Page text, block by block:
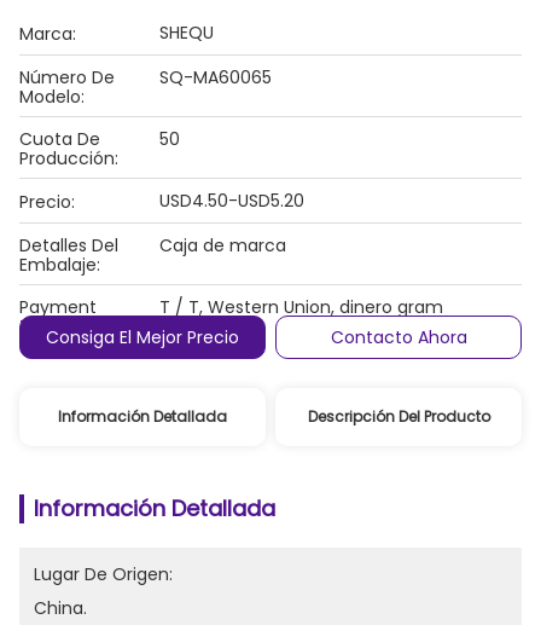
Marca:
SHEQU
Número De
Modelo:
SQ-MA60065
Cuota De
Producción:
50
Precio:
USD4.50-USD5.20
Detalles Del
Embalaje:
Caja de marca
Payment
Terms:
T / T, Western Union, dinero gram
Consiga El Mejor Precio
Contacto Ahora
Información Detallada Descripción Del Producto
Información Detallada
Lugar De Origen:
China.